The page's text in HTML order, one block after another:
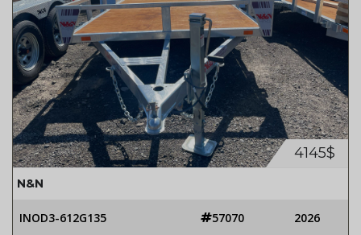
4145$
N&N
INOD3-612G135 57070 2026